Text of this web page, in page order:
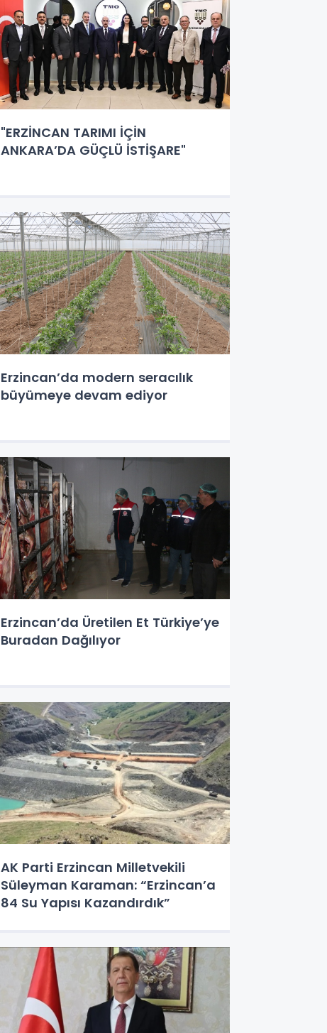
"ERZİNCAN TARIMI İÇİN
ANKARA’DA GÜÇLÜ İSTİŞARE"
Erzincan’da modern seracılık
büyümeye devam ediyor
Erzincan’da Üretilen Et Türkiye’ye
Buradan Dağılıyor
AK Parti Erzincan Milletvekili
Süleyman Karaman: “Erzincan’a
84 Su Yapısı Kazandırdık”